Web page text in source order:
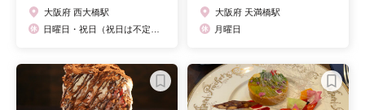
大阪府 西大橋駅
大阪府 天満橋駅
月曜日